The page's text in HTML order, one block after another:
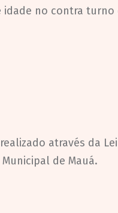
idade no contra turno
através da
de Mauá.